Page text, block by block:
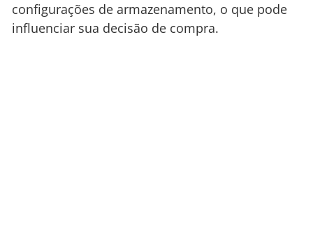
configurações de armazenamento, o que pode
influenciar sua decisão de compra.